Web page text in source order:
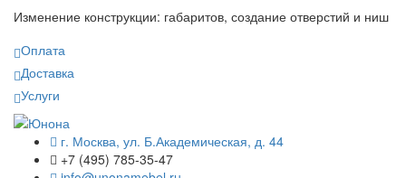
Изменение конструкции: габаритов, создание отверстий и ниш
Оплата
Доставка
Услуги
г. Москва, ул. Б.Академическая, д. 44
+7 (495) 785-35-47